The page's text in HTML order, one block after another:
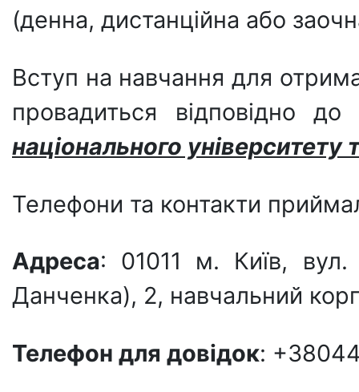
(денна, дистанційна або
Вступ на навчання для
провадиться відповідно до
національного університету
Телефони та контакти
Адреса: 01011 м. Київ,
Данченка), 2, навчальний
Телефон для довiдок: